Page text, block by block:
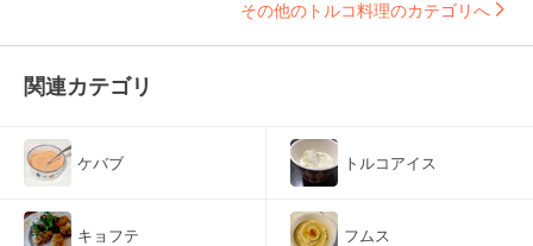
その他のトルコ料理のカテゴリへ
関連カテゴリ
ケバブ トルコアイス
キョフテ フムス